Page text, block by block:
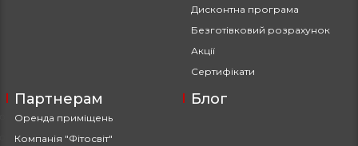
Дисконтна програма
Безготівковий розрахунок
Акції
Сертифікати
Партнерам
Оренда приміщень
Компанія "Фітосвіт"
Блог